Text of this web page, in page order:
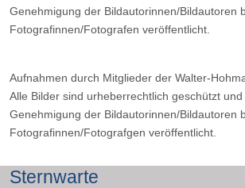
Genehmigung der Bildautorinnen/Bildautoren
Fotografinnen/Fotografen veröffentlicht.
Aufnahmen durch Mitglieder der Walter-
Alle Bilder sind urheberrechtlich geschützt
Genehmigung der Bildautorinnen/Bildautoren
Fotografinnen/Fotografgen veröffentlicht.
Sternwarte